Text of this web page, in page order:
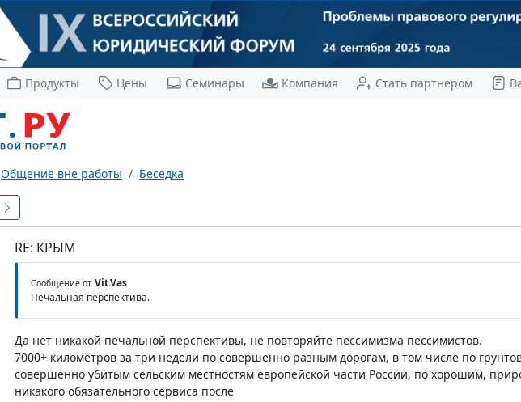
Продукты Цены Семинары Компания Стать партнером
Общение вне работы Беседка
RE: КРЫМ
Сообщение от Vit.Vas
Печальная перспектива.
Да нет никакой печальной перспективы, не повторяйте пессимизма пессимистов.
7000+ километров за три недели по совершенно разным дорогам, в том числе по
совершенно убитым сельским местностям европейской части России, по хорошим,
никакого обязательного сервиса после